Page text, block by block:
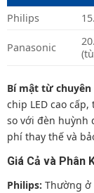
Philips
Panasonic
Bí mật từ chuyên
chip LED cao
so với đèn huỳnh
phí thay thế và
Giá Cả và Phân
Philips: Thường ở